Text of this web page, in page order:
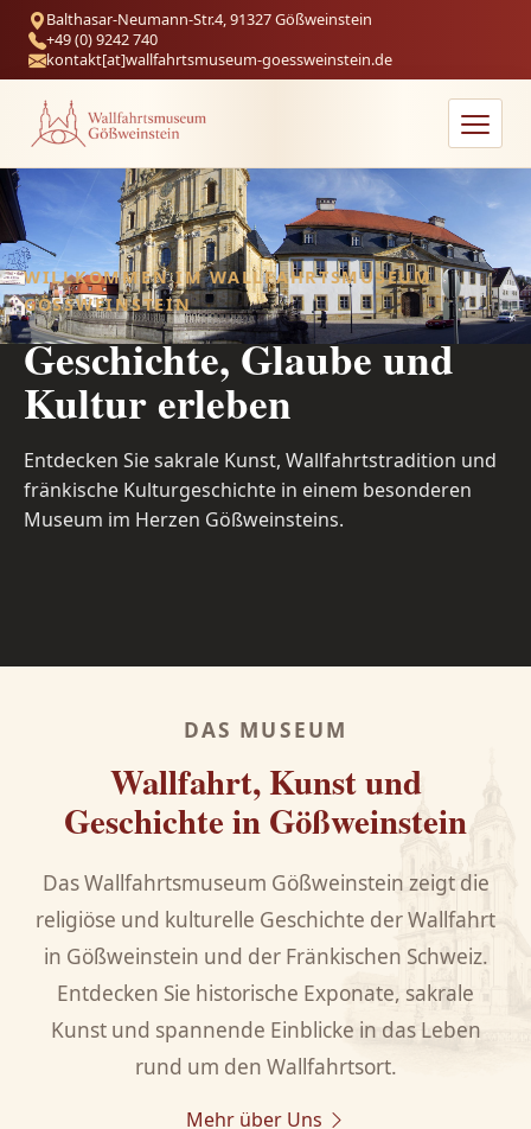
Balthasar-Neumann-Str.4, 91327 Gößweinstein
+49 (0) 9242 740
kontakt[at]wallfahrtsmuseum-goessweinstein.de
WILLKOMMEN IM WALLFAHRTSMUSEUM
GÖSSWEINSTEIN
Geschichte, Glaube und
Kultur erleben
Entdecken Sie sakrale Kunst, Wallfahrtstradition und
fränkische Kulturgeschichte in einem besonderen
Museum im Herzen Gößweinsteins.
DAS MUSEUM
Wallfahrt, Kunst und
Geschichte in Gößweinstein
Das Wallfahrtsmuseum Gößweinstein zeigt die
religiöse und kulturelle Geschichte der Wallfahrt
in Gößweinstein und der Fränkischen Schweiz.
Entdecken Sie historische Exponate, sakrale
Kunst und spannende Einblicke in das Leben
rund um den Wallfahrtsort.
Mehr über Uns